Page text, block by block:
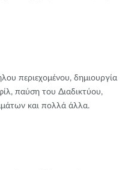
περιεχομένου, δημιουργία
παύση του Διαδικτύου,
και πολλά άλλα.